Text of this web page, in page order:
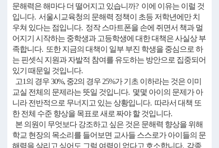
문해력은 해마다 더 떨어지고 있습니까? 이에 이유는 이럴 것
입니다. 서울시교육청의 문해력 정책이 초등 저학년에만 치
우쳐 있다는 점입니다. 정작 스마트폰을 손에 쥐면서 책과 멀
어지기 시작하는 중학생과 고등학생에 대한 대책은 사실상 부
족합니다. 또한 지금의 대책이 일부 부진 학생을 중심으로 하
는 핀셋식 지원과 자발적 참여를 유도하는 방안으로 집중되어
있기 때문일 것입니다.
고1의 경우 30%, 중2의 경우 25%가 기초 이하라는 것은 이미
교실 전체의 문제라는 뜻일 것입니다. 몇몇 아이의 문제가 아
니라 전반적으로 무너지고 있는 상황입니다. 따라서 대책 또
한 전체 수준 향상을 목표로 새로 짜야 할 것입니다.
본 의원이 무엇보다 강조하고 싶은 것은 문해력 향상을 위해
학교 현장의 목소리를 들어보면 교사들 스스로가 아이들의 문
해력을 살리고 싶어도 그럴 여력이 없다고 호소합니다. 각종